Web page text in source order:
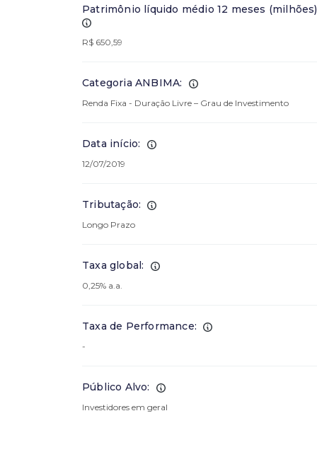
Patrimônio líquido médio 12 meses
R$ 650,59
Categoria ANBIMA:
Renda Fixa - Duração Livre – Grau de Investimento
Data início:
12/07/2019
Tributação:
Longo Prazo
Taxa global:
0,25% a.a.
Taxa de Performance:
-
Público Alvo:
Investidores em geral